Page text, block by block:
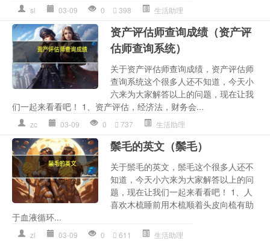
sl 03-09 0 398 生活助理
资产评估师查询成绩（资产评
估师查询系统）
关于资产评估师查询成绩，资产评估师
查询系统这个很多人还不知道，今天小
六来为大家解答以上的问题，现在让我
们一起来看看吧！ 1、资产评估，经济法，财务会...
zc 03-09 0 737 生活助理
鬃毛的英文（鬃毛）
关于鬃毛的英文，鬃毛这个很多人还不
知道，今天小六来为大家解答以上的问
题，现在让我们一起来看看吧！ 1、人
喜欢木梳睡前用木梳顺着头皮向梳有助
于血液循环...
zl 03-09 0 611 生活助理